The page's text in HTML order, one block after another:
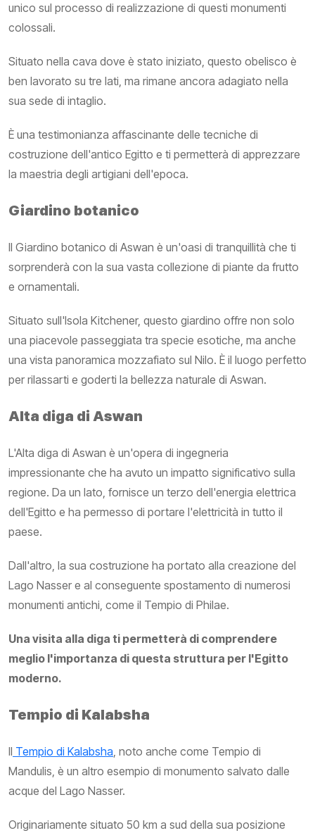
unico sul processo di realizzazione di questi monumenti
colossali.
Situato nella cava dove è stato iniziato, questo obelisco è
ben lavorato su tre lati, ma rimane ancora adagiato nella
sua sede di intaglio.
È una testimonianza affascinante delle tecniche di
costruzione dell'antico Egitto e ti permetterà di apprezzare
la maestria degli artigiani dell'epoca.
Giardino botanico
Il Giardino botanico di Aswan è un'oasi di tranquillità che ti
sorprenderà con la sua vasta collezione di piante da frutto
e ornamentali.
Situato sull'Isola Kitchener, questo giardino offre non solo
una piacevole passeggiata tra specie esotiche, ma anche
una vista panoramica mozzafiato sul Nilo. È il luogo perfetto
per rilassarti e goderti la bellezza naturale di Aswan.
Alta diga di Aswan
L'Alta diga di Aswan è un'opera di ingegneria
impressionante che ha avuto un impatto significativo sulla
regione. Da un lato, fornisce un terzo dell'energia elettrica
dell'Egitto e ha permesso di portare l'elettricità in tutto il
paese.
Dall'altro, la sua costruzione ha portato alla creazione del
Lago Nasser e al conseguente spostamento di numerosi
monumenti antichi, come il Tempio di Philae.
Una visita alla diga ti permetterà di comprendere
meglio l'importanza di questa struttura per l'Egitto
moderno.
Tempio di Kalabsha
Il Tempio di Kalabsha, noto anche come Tempio di
Mandulis, è un altro esempio di monumento salvato dalle
acque del Lago Nasser.
Originariamente situato 50 km a sud della sua posizione